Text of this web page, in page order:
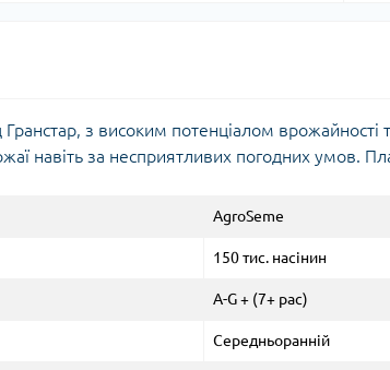
з високим потенціалом врожайності
навіть за несприятливих погодних умов.
AgroSeme
150 тис. насінин
A-G + (7+ рас)
Середньоранній